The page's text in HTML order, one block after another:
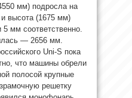
мм) подросла на
высота (1675 мм)
мм соответственно.
— 2656 мм.
Uni-S пока
что машины обрели
полосой крупные
решетку